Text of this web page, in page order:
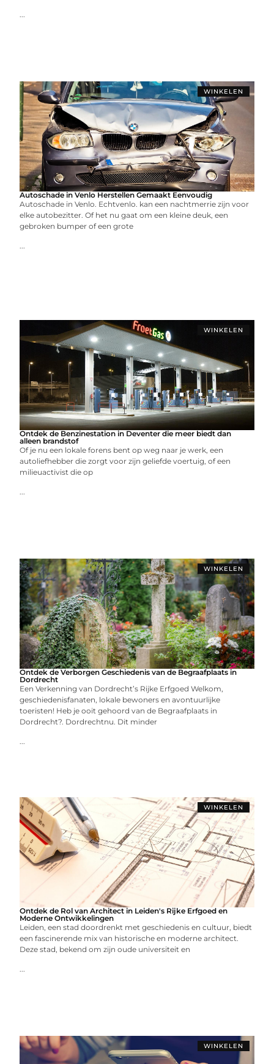
...
WINKELEN
Autoschade in Venlo Herstellen Gemaakt Eenvoudig
Autoschade in Venlo. Echtvenlo. kan een nachtmerrie zijn voor
elke autobezitter. Of het nu gaat om een kleine deuk, een
gebroken bumper of een grote
...
WINKELEN
Ontdek de Benzinestation in Deventer die meer biedt dan
alleen brandstof
Of je nu een lokale forens bent op weg naar je werk, een
autoliefhebber die zorgt voor zijn geliefde voertuig, of een
milieuactivist die op
...
WINKELEN
Ontdek de Verborgen Geschiedenis van de Begraafplaats in
Dordrecht
Een Verkenning van Dordrecht’s Rijke Erfgoed Welkom,
geschiedenisfanaten, lokale bewoners en avontuurlijke
toeristen! Heb je ooit gehoord van de Begraafplaats in
Dordrecht?. Dordrechtnu. Dit minder
...
WINKELEN
Ontdek de Rol van Architect in Leiden's Rijke Erfgoed en
Moderne Ontwikkelingen
Leiden, een stad doordrenkt met geschiedenis en cultuur, biedt
een fascinerende mix van historische en moderne architect.
Deze stad, bekend om zijn oude universiteit en
...
WINKELEN